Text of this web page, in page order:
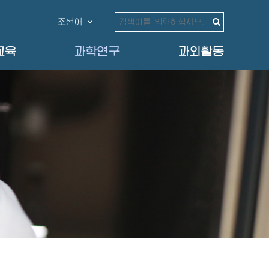
조선어
육 과학연구 과외활동